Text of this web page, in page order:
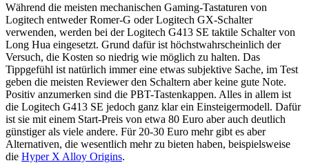
Während die meisten mechanischen Gaming-Tastaturen von
Logitech entweder Romer-G oder Logitech GX-Schalter
verwenden, werden bei der Logitech G413 SE taktile Schalter von
Long Hua eingesetzt. Grund dafür ist höchstwahrscheinlich der
Versuch, die Kosten so niedrig wie möglich zu halten. Das
Tippgefühl ist natürlich immer eine etwas subjektive Sache, im Test
geben die meisten Reviewer den Schaltern aber keine gute Note.
Positiv anzumerken sind die PBT-Tastenkappen. Alles in allem ist
die Logitech G413 SE jedoch ganz klar ein Einsteigermodell. Dafür
ist sie mit einem Start-Preis von etwa 80 Euro aber auch deutlich
günstiger als viele andere. Für 20-30 Euro mehr gibt es aber
Alternativen, die wesentlich mehr zu bieten haben, beispielsweise
die Hyper X Alloy Origins.